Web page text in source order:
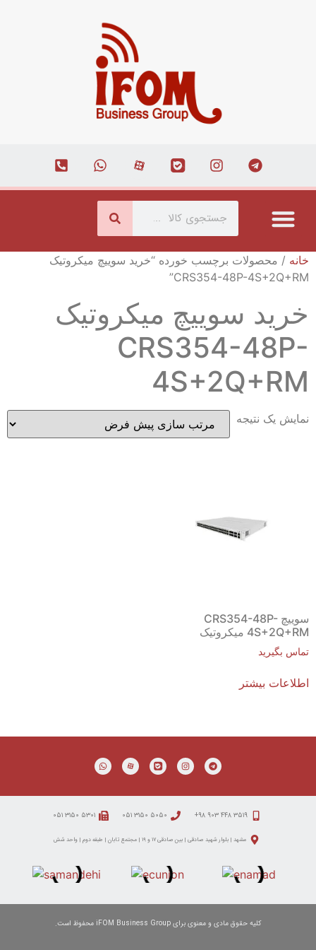
خانه / محصولات برچسب خورده “خرید سوییچ میکروتیک
CRS354-48P-4S+2Q+RM”
خرید سوییچ میکروتیک
CRS354-48P-
4S+2Q+RM
نمایش یک نتیجه
سوییچ CRS354-48P-
4S+2Q+RM میکروتیک
تماس بگیرید
اطلاعات بیشتر
۳۵۱۹ ۴۴۸ ۹۰۳ ۹۸+ ۵۰۵۰ ۳۱۵۰ ۰۵۱ ۵۳۰۱ ۳۱۵۰ ۰۵۱
مشهد | بلوار شهید صادقی | بین صادقی ۱۷ و ۱۹ | مجتمع تابان | طبقه دوم | واحد شش
کلیه حقوق مادی و معنوی برای iFOM Business Group محفوظ است.